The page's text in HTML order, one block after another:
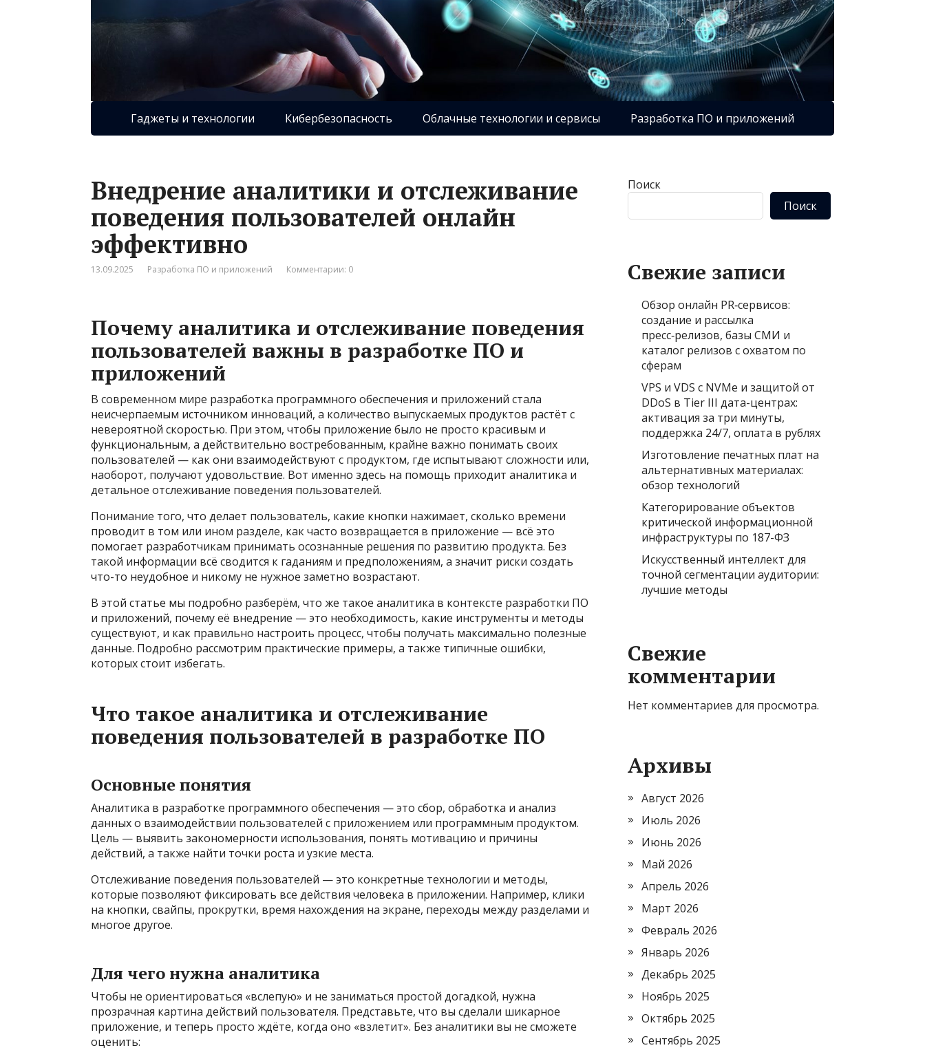
Гаджеты и технологии Кибербезопасность Облачные технологии и сервисы Разработка ПО и приложений
Внедрение аналитики и отслеживание
поведения пользователей онлайн
эффективно
13.09.2025 Разработка ПО и приложений Комментарии: 0
Почему аналитика и отслеживание поведения
пользователей важны в разработке ПО и
приложений
В современном мире разработка программного обеспечения и приложений стала
неисчерпаемым источником инноваций, а количество выпускаемых продуктов растёт с
невероятной скоростью. При этом, чтобы приложение было не просто красивым и
функциональным, а действительно востребованным, крайне важно понимать своих
пользователей — как они взаимодействуют с продуктом, где испытывают сложности или,
наоборот, получают удовольствие. Вот именно здесь на помощь приходит аналитика и
детальное отслеживание поведения пользователей.
Понимание того, что делает пользователь, какие кнопки нажимает, сколько времени
проводит в том или ином разделе, как часто возвращается в приложение — всё это
помогает разработчикам принимать осознанные решения по развитию продукта. Без
такой информации всё сводится к гаданиям и предположениям, а значит риски создать
что-то неудобное и никому не нужное заметно возрастают.
В этой статье мы подробно разберём, что же такое аналитика в контексте разработки ПО
и приложений, почему её внедрение — это необходимость, какие инструменты и методы
существуют, и как правильно настроить процесс, чтобы получать максимально полезные
данные. Подробно рассмотрим практические примеры, а также типичные ошибки,
которых стоит избегать.
Что такое аналитика и отслеживание
поведения пользователей в разработке ПО
Основные понятия
Аналитика в разработке программного обеспечения — это сбор, обработка и анализ
данных о взаимодействии пользователей с приложением или программным продуктом.
Цель — выявить закономерности использования, понять мотивацию и причины
действий, а также найти точки роста и узкие места.
Отслеживание поведения пользователей — это конкретные технологии и методы,
которые позволяют фиксировать все действия человека в приложении. Например, клики
на кнопки, свайпы, прокрутки, время нахождения на экране, переходы между разделами и
многое другое.
Для чего нужна аналитика
Чтобы не ориентироваться «вслепую» и не заниматься простой догадкой, нужна
прозрачная картина действий пользователя. Представьте, что вы сделали шикарное
приложение, и теперь просто ждёте, когда оно «взлетит». Без аналитики вы не сможете
оценить:
Поиск
Поиск
Свежие записи
Обзор онлайн PR‑сервисов:
создание и рассылка
пресс‑релизов, базы СМИ и
каталог релизов с охватом по
сферам
VPS и VDS с NVMe и защитой от
DDoS в Tier III дата-центрах:
активация за три минуты,
поддержка 24/7, оплата в рублях
Изготовление печатных плат на
альтернативных материалах:
обзор технологий
Категорирование объектов
критической информационной
инфраструктуры по 187-ФЗ
Искусственный интеллект для
точной сегментации аудитории:
лучшие методы
Свежие
комментарии
Нет комментариев для просмотра.
Архивы
Август 2026
Июль 2026
Июнь 2026
Май 2026
Апрель 2026
Март 2026
Февраль 2026
Январь 2026
Декабрь 2025
Ноябрь 2025
Октябрь 2025
Сентябрь 2025